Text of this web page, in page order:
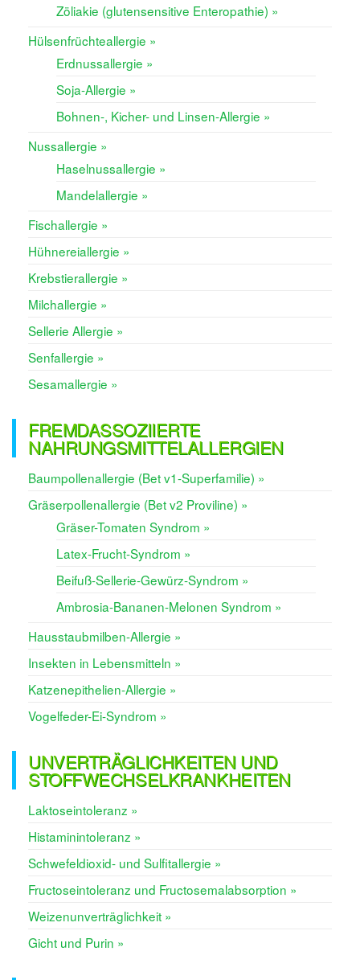
Zöliakie (glutensensitive Enteropathie) »
Hülsenfrüchteallergie »
Erdnussallergie »
Soja-Allergie »
Bohnen-, Kicher- und Linsen-Allergie »
Nussallergie »
Haselnussallergie »
Mandelallergie »
Fischallergie »
Hühnereiallergie »
Krebstierallergie »
Milchallergie »
Sellerie Allergie »
Senfallergie »
Sesamallergie »
FREMDASSOZIIERTE
NAHRUNGSMITTELALLERGIEN
Baumpollenallergie (Bet v1-Superfamilie) »
Gräserpollenallergie (Bet v2 Proviline) »
Gräser-Tomaten Syndrom »
Latex-Frucht-Syndrom »
Beifuß-Sellerie-Gewürz-Syndrom »
Ambrosia-Bananen-Melonen Syndrom »
Hausstaubmilben-Allergie »
Insekten in Lebensmitteln »
Katzenepithelien-Allergie »
Vogelfeder-Ei-Syndrom »
UNVERTRÄGLICHKEITEN UND
STOFFWECHSELKRANKHEITEN
Laktoseintoleranz »
Histaminintoleranz »
Schwefeldioxid- und Sulfitallergie »
Fructoseintoleranz und Fructosemalabsorption »
Weizenunverträglichkeit »
Gicht und Purin »